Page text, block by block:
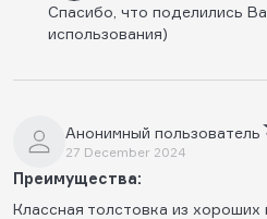
Спасибо, что поделились
использования)
Анонимный пользователь
27 December 2024
Преимущества:
Классная толстовка из хороших